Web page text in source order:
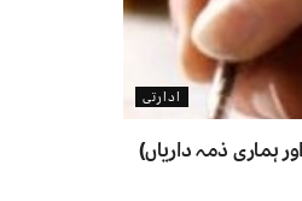
ادارتی
ہماری ذمہ داریاں)